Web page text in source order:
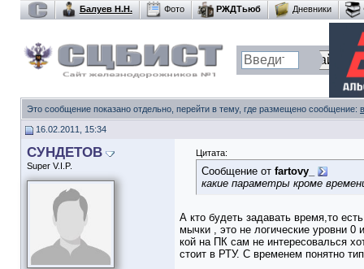
Балуев Н.Н. Фото РЖДТьюб Дневники
Это сообщение показано отдельно, перейти в тему, где размещено сообщение:
16.02.2011, 15:34
СУНДЕТОВ
Super V.I.P.
Цитата:
Сообщение от fartovy_
какие параметры кроме
А кто будеть задавать время,то
мычки , это не логические уровни 0
кой на ПК сам не интересовалься
стоит в РТУ. С временем понятно